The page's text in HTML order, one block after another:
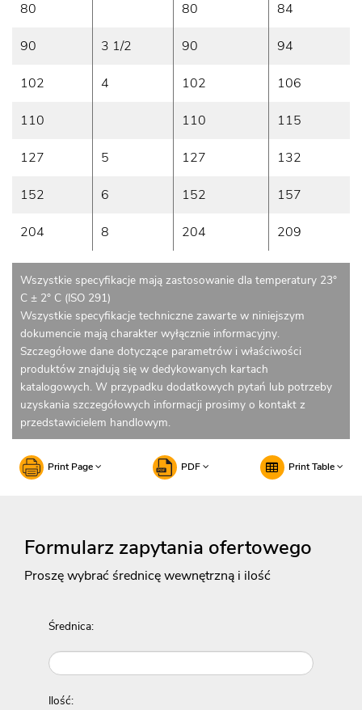
80 80 84
90 3 1/2 90 94
102 4 102 106
110 110 115
127 5 127 132
152 6 152 157
204 8 204 209
Wszystkie specyfikacje mają zastosowanie dla temperatury 23°
C ± 2° C (ISO 291)
Wszystkie specyfikacje techniczne zawarte w niniejszym
dokumencie mają charakter wyłącznie informacyjny.
Szczegółowe dane dotyczące parametrów i właściwości
produktów znajdują się w dedykowanych kartach
katalogowych. W przypadku dodatkowych pytań lub potrzeby
uzyskania szczegółowych informacji prosimy o kontakt z
przedstawicielem handlowym.
Print Page PDF Print Table
Formularz zapytania ofertowego
Proszę wybrać średnicę wewnętrzną i ilość
Średnica:
Ilość: